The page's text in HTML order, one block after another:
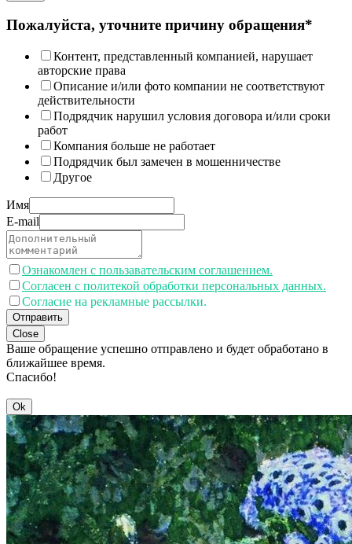
Пожалуйста, уточните причину обращения*
Контент, представленный компанией, нарушает
авторские права
Описание и/или фото компании не соответствуют
действительности
Подрядчик нарушил условия договора и/или сроки
работ
Компания больше не работает
Подрядчик был замечен в мошенничестве
Другое
Имя
E-mail
Ознакомлен с пользавательским соглашением.
Согласен с политекой обработки персональных данных.
Согласие на рекламные рассылки.
Отправить
Close
Ваше обращение успешно отправлено и будет обработано в
ближайшее время.
Спасибо!
Ok